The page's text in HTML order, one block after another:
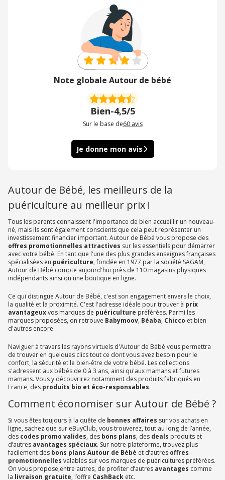
Note globale Autour de bébé
Bien-4,5/5
Sur le base de60 avis
Je donne mon avis
Autour de Bébé, les meilleurs de la
puériculture au meilleur prix !
Tous les parents connaissent l'importance de bien accueillir un nouveau-
né, mais ils sont également conscients que cela peut représenter un
investissement financier important. Autour de Bébé vous propose des
offres promotionnelles attractives sur les essentiels pour démarrer
avec votre bébé. En tant que l'une des plus grandes enseignes françaises
spécialisées en puériculture, fondée en 1977 par la société SAGAM,
Autour de Bébé compte aujourd'hui près de 110 magasins physiques
indépendants ainsi qu'une boutique en ligne.
Ce qui distingue Autour de Bébé, c'est son engagement envers le choix,
la qualité et la proximité. C'est l'adresse idéale pour trouver à prix
avantageuxvos marques de puériculture préférées. Parmi les
marques proposées, on retrouve Babymoov, Béaba, Chicco et bien
d'autres encore.
Naviguer à travers les rayons virtuels d'Autour de Bébé vous permettra
de trouver en quelques clics tout ce dont vous avez besoin pour le
confort, la sécurité et le bien-être de votre bébé. Les collections
s'adressent aux bébés de 0 à 3 ans, ainsi qu'aux mamans et futures
mamans. Vous y découvrirez notamment des produits fabriqués en
France, des produits bio et éco-responsables.
Comment économiser sur Autour de Bébé ?
Si vous êtes toujours à la quête de bonnes affaires sur vos achats en
ligne, sachez que sur eBuyClub, vous trouverez, tout au long de l’année,
des codes promo valides, des bons plans, des deals produits et
d’autres avantages spéciaux. Sur notre plateforme, trouvez plus
facilement des bons plans Autour de Bébé et d’autres offres
promotionnelles valables sur vos marques de puéricultures préférées.
On vous propose,entre autres, de profiter d’autres avantages comme
la livraison gratuite, l’offre CashBack etc.